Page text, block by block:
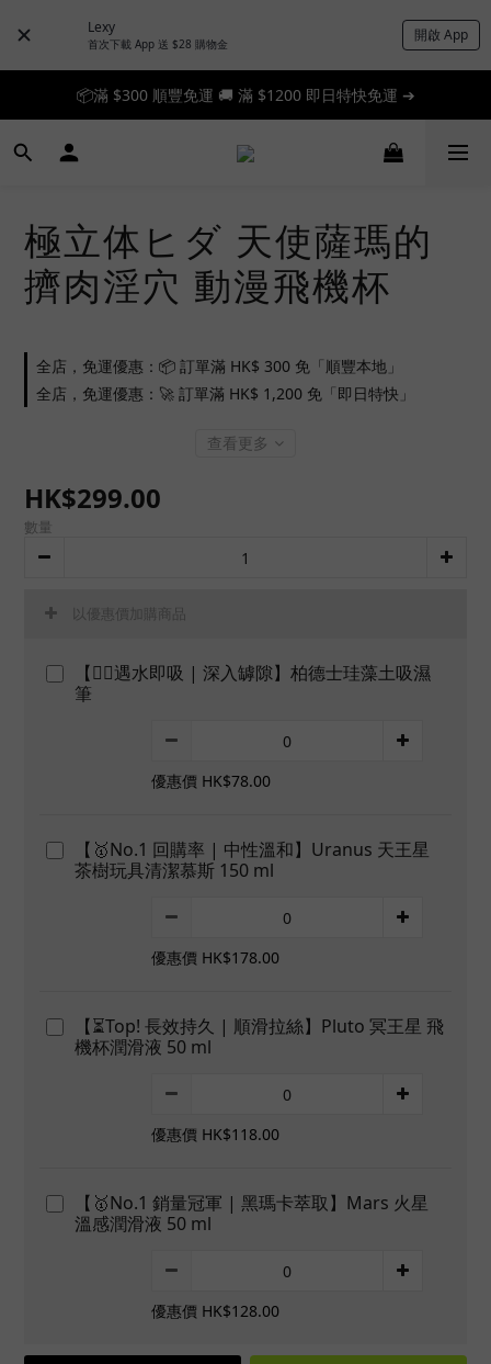
Lexy
首次下載 App 送 $28 購物金 開啟 App
📦滿 $300 順豐免運 🚚 滿 $1200 即日特快免運 ➔
📦滿 $300 順豐免運 🚚 滿 $1200 即日特快免運 ➔
🎉 新人首單享 88 折，快來領券加入！➔
極立体ヒダ 天使薩瑪的
擠肉淫穴 動漫飛機杯
全店，免運優惠：📦 訂單滿 HK$ 300 免「順豐本地」
全店，免運優惠：🚀 訂單滿 HK$ 1,200 免「即日特快」
查看更多
HK$299.00
數量
以優惠價加購商品
【👍🏻遇水即吸 | 深入罅隙】柏德士珪藻土吸濕
筆
優惠價 HK$78.00
【🥇No.1 回購率 | 中性溫和】Uranus 天王星
茶樹玩具清潔慕斯 150 ml
優惠價 HK$178.00
【⏳Top! 長效持久 | 順滑拉絲】Pluto 冥王星 飛
機杯潤滑液 50 ml
優惠價 HK$118.00
【🥇No.1 銷量冠軍 | 黑瑪卡萃取】Mars 火星
溫感潤滑液 50 ml
優惠價 HK$128.00